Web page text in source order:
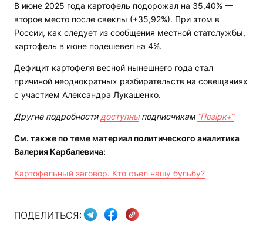
В июне 2025 года картофель подорожал на 35,40% —
второе место после свеклы (+35,92%). При этом в
России, как следует из сообщения местной статслужбы,
картофель в июне подешевел на 4%.
Дефицит картофеля весной нынешнего года стал
причиной неоднократных разбирательств на совещаниях
с участием Александра Лукашенко.
Другие подробности доступныподписчикам “Позірк+“
См. также по теме материал политического аналитика
Валерия Карбалевича:
Картофельный заговор. Кто съел нашу бульбу?
ПОДЕЛИТЬСЯ: